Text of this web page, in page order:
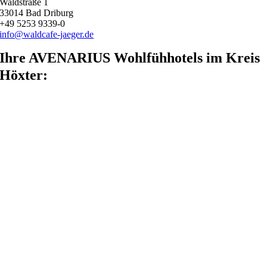
33014 Bad Driburg
+49 5253 9339-0
info@waldcafe-jaeger.de
Ihre AVENARIUS Wohlfühhotels im Kreis
Höxter: